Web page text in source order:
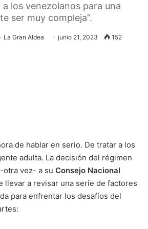
los venezolanos para una
ser muy compleja”.
La Gran Aldea junio 21, 2023 152
de hablar en serio. De tratar a los
adulta. La decisión del régimen
otra vez- a su Consejo Nacional
llevar a revisar una serie de factores
para enfrentar los desafíos del